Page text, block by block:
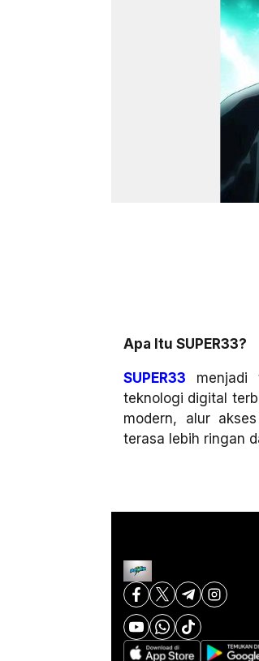
Apa Itu SUPER33?
SUPER33 menjadi
teknologi digital
modern, alur
terasa lebih ringan